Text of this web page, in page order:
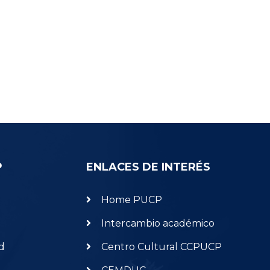
ENLACES DE INTERÉS
Home PUCP
Intercambio académico
Centro Cultural CCPUCP